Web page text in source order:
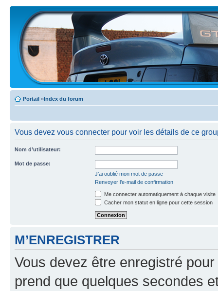
Portail »Index du forum
Vous devez vous connecter pour voir les détails de ce
Nom d’utilisateur:
Mot de passe:
J’ai oublié mon mot de passe
Renvoyer l’e-mail de confirmation
Me connecter automatiquement à chaque visite
Cacher mon statut en ligne pour cette session
M’ENREGISTRER
Vous devez être enregistré
prend que quelques secondes